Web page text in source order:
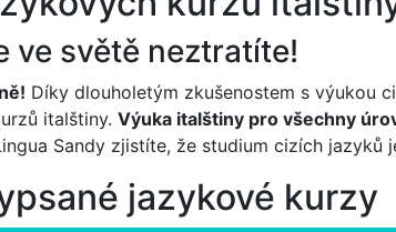
ve světě neztratíte!
Díky dlouholetým zkušenostem s výukou
italštiny. Výuka italštiny pro všechny
Sandy zjistíte, že studium cizích jazyků
jazykové kurzy